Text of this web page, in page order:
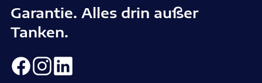
Garantie. Alles drin außer
Tanken.